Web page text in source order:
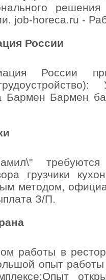
job-horeca.ru -
России
России
Бармен Бармен
требуются
грузчики
методом,
З/П.
работы в
опыт работы